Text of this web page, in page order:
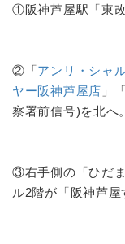
①阪神芦屋駅「東
②「アンリ・シャ
ヤー阪神芦屋店 」
察署前信号)を北へ。
③右手側の「ひだ
ル2階が「阪神芦屋